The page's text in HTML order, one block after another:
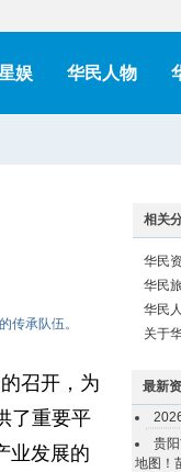
娱 华民人物
传承队伍。
召开，为
了重要平
业发展的
相关
华民
华民
华民
关于
最新
贵
地图！